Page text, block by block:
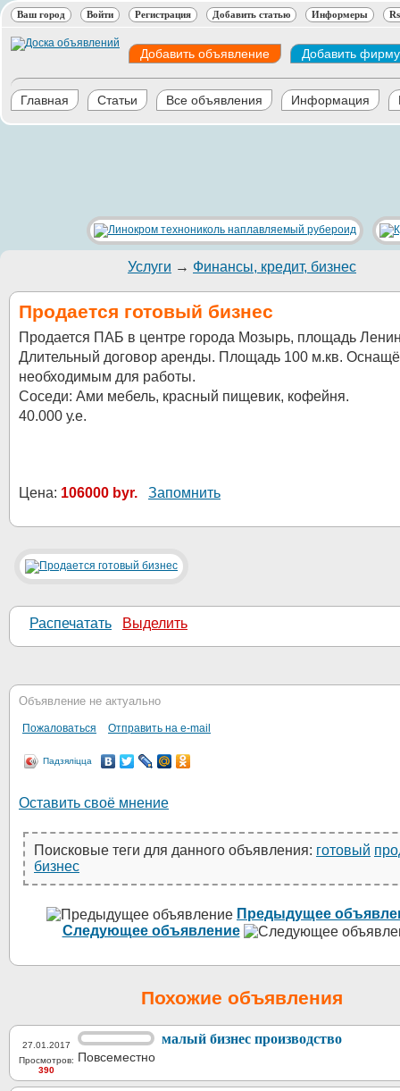
Ваш город Войти Регистрация Добавить статью Информеры
Добавить объявление Добавить фирму
Главная Статьи Все объявления Информация
Услуги → Финансы, кредит, бизнес
Продается готовый бизнес
Продается ПАБ в центре города Мозырь, площадь
Длительный договор аренды. Площадь 100 м.кв.
необходимым для работы.
Соседи: Ами мебель, красный пищевик, кофейня.
40.000 у.е.
Цена: 106000 byr. Запомнить
Распечатать Выделить
Объявление не актуально
Пожаловаться Отправить на e-mail
Падзяліцца
Оставить своё мнение
Поисковые теги для данного объявления: готовый
бизнес
Предыдущее
Следующее объявление
Похожие объявления
27.01.2017
Просмотров:
390
малый бизнес производство
Повсеместно